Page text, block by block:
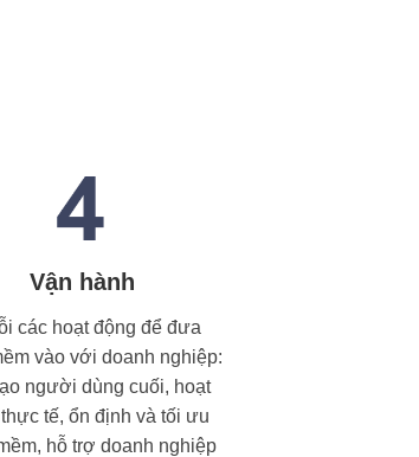
Vận hành
các hoạt động để đưa
vào với doanh nghiệp:
người dùng cuối, hoạt
tế, ổn định và tối ưu
hỗ trợ doanh nghiệp